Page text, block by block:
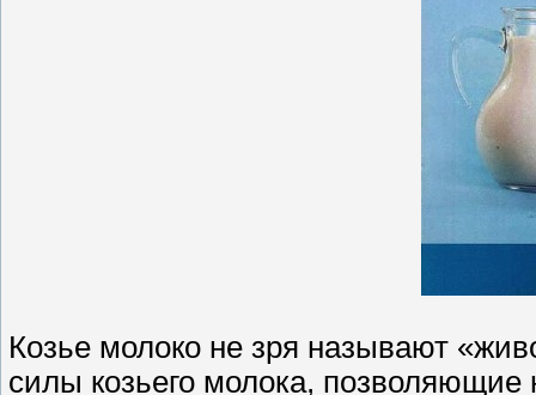
Козье молоко не зря называют
силы козьего молока, позволяющие